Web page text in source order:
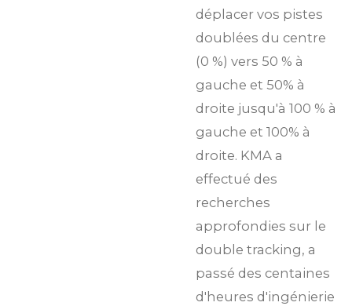
déplacer vos pistes
doublées du centre
(0 %) vers 50 % à
gauche et 50% à
droite jusqu'à 100 % à
gauche et 100% à
droite. KMA a
effectué des
recherches
approfondies sur le
double tracking, a
passé des centaines
d'heures d'ingénierie